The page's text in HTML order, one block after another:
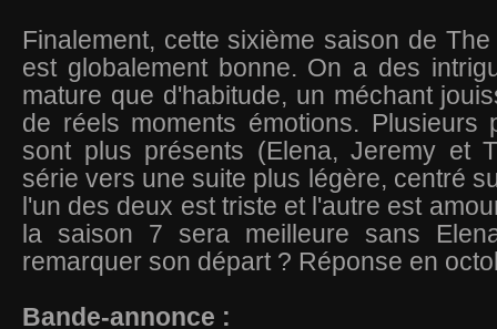
Finalement, cette sixième saison de
est globalement bonne. On a des
mature que d'habitude, un méchant
de réels moments émotions. Plusieurs
sont plus présents (Elena, Jeremy et
série vers une suite plus légère, centré
l'un des deux est triste et l'autre est
la saison 7 sera meilleure sans
remarquer son départ ? Réponse en
Bande-annonce :